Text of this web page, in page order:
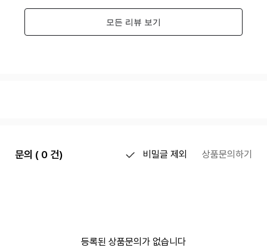
문의 ( 0 건) 비밀글 제외 상품문의하기
등록된 상품문의가 없습니다